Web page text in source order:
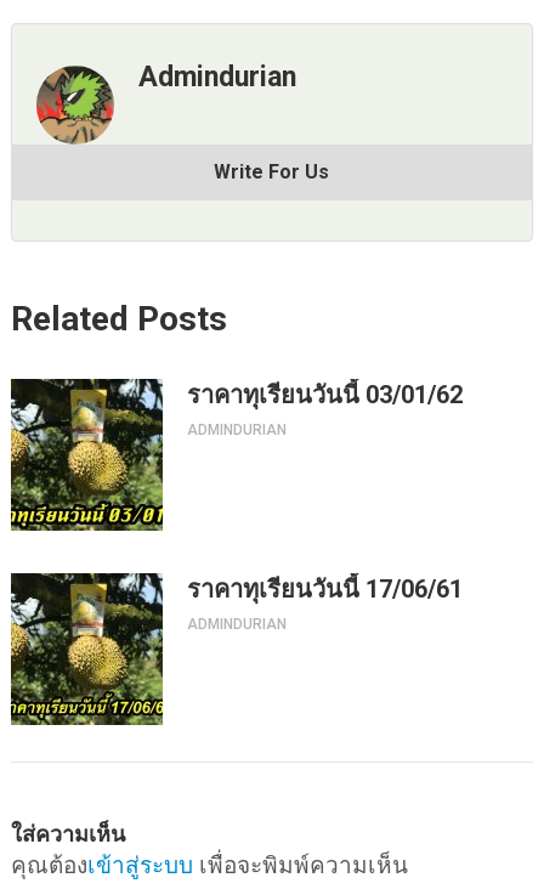
Admindurian
Write For Us
Related Posts
ราคาทุเรียนวันนี้ 03/01/62
ADMINDURIAN
ราคาทุเรียนวันนี้ 17/06/61
ADMINDURIAN
ใส่ความเห็น
คุณต้องเข้าสู่ระบบ เพื่อจะพิมพ์ความเห็น